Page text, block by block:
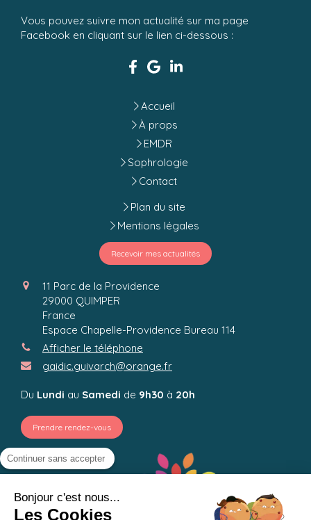
Vous pouvez suivre mon actualité sur ma page
Facebook en cliquant sur le lien ci-dessous :
Accueil
À props
EMDR
Sophrologie
Contact
Plan du site
Mentions légales
Recevoir mes actualités
11 Parc de la Providence
29000 QUIMPER
France
Espace Chapelle-Providence Bureau 114
Afficher le téléphone
gaidic.guivarch@orange.fr
Du Lundi au Samedi de 9h30 à 20h
Prendre rendez-vous
Continuer sans accepter
Bonjour c'est nous...
Les Cookies